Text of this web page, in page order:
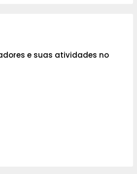
e suas atividades no